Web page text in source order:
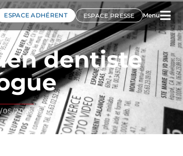
ESPACE ADHÉRENT ESPACE PRESSE Menu
dentiste
05/2026